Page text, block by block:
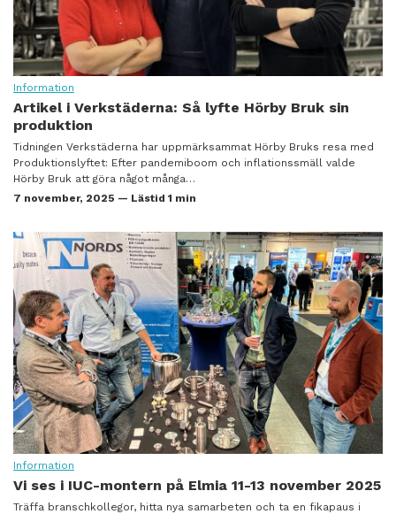
Information
Artikel i Verkstäderna: Så lyfte Hörby Bruk sin
produktion
Tidningen Verkstäderna har uppmärksammat Hörby Bruks resa med
Produktionslyftet: Efter pandemiboom och inflationssmäll valde
Hörby Bruk att göra något många…
7 november, 2025 — Lästid 1 min
Information
Vi ses i IUC-montern på Elmia 11-13 november 2025
Träffa branschkollegor, hitta nya samarbeten och ta en fikapaus i